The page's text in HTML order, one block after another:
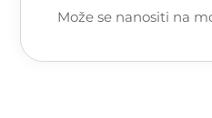
Može se nanositi na